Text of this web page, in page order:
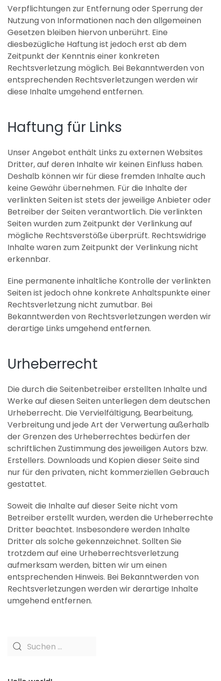
Verpflichtungen zur Entfernung oder Sperrung der
Nutzung von Informationen nach den allgemeinen
Gesetzen bleiben hiervon unberührt. Eine
diesbezügliche Haftung ist jedoch erst ab dem
Zeitpunkt der Kenntnis einer konkreten
Rechtsverletzung möglich. Bei Bekanntwerden von
entsprechenden Rechtsverletzungen werden wir
diese Inhalte umgehend entfernen.
Haftung für Links
Unser Angebot enthält Links zu externen Websites
Dritter, auf deren Inhalte wir keinen Einfluss haben.
Deshalb können wir für diese fremden Inhalte auch
keine Gewähr übernehmen. Für die Inhalte der
verlinkten Seiten ist stets der jeweilige Anbieter oder
Betreiber der Seiten verantwortlich. Die verlinkten
Seiten wurden zum Zeitpunkt der Verlinkung auf
mögliche Rechtsverstöße überprüft. Rechtswidrige
Inhalte waren zum Zeitpunkt der Verlinkung nicht
erkennbar.
Eine permanente inhaltliche Kontrolle der verlinkten
Seiten ist jedoch ohne konkrete Anhaltspunkte einer
Rechtsverletzung nicht zumutbar. Bei
Bekanntwerden von Rechtsverletzungen werden wir
derartige Links umgehend entfernen.
Urheberrecht
Die durch die Seitenbetreiber erstellten Inhalte und
Werke auf diesen Seiten unterliegen dem deutschen
Urheberrecht. Die Vervielfältigung, Bearbeitung,
Verbreitung und jede Art der Verwertung außerhalb
der Grenzen des Urheberrechtes bedürfen der
schriftlichen Zustimmung des jeweiligen Autors bzw.
Erstellers. Downloads und Kopien dieser Seite sind
nur für den privaten, nicht kommerziellen Gebrauch
gestattet.
Soweit die Inhalte auf dieser Seite nicht vom
Betreiber erstellt wurden, werden die Urheberrechte
Dritter beachtet. Insbesondere werden Inhalte
Dritter als solche gekennzeichnet. Sollten Sie
trotzdem auf eine Urheberrechtsverletzung
aufmerksam werden, bitten wir um einen
entsprechenden Hinweis. Bei Bekanntwerden von
Rechtsverletzungen werden wir derartige Inhalte
umgehend entfernen.